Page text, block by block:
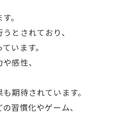
。
とされており、
います。
感性、
期待されています。
習慣化やゲーム、